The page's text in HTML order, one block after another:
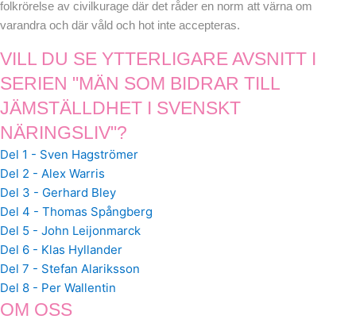
folkrörelse av civilkurage där det råder en norm att värna om
varandra och där våld och hot inte accepteras.
VILL DU SE YTTERLIGARE AVSNITT I
SERIEN "MÄN SOM BIDRAR TILL
JÄMSTÄLLDHET I SVENSKT
NÄRINGSLIV"?
Del 1 - Sven Hagströmer
Del 2 - Alex Warris
Del 3 - Gerhard Bley
Del 4 - Thomas Spångberg
Del 5 - John Leijonmarck
Del 6 - Klas Hyllander
Del 7 - Stefan Alariksson
Del 8 - Per Wallentin
OM OSS